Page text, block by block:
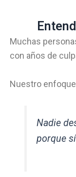
Muchas
con años de
Nuestro
Nadie
porque